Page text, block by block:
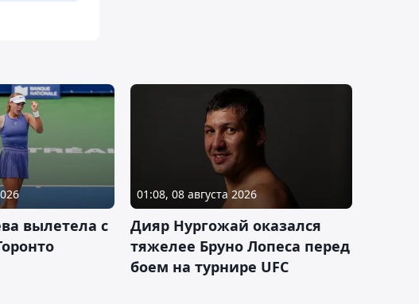
вылетела с
01:08, 08 августа 2026
Дияр Нургожай оказался
тяжелее Бруно Лопеса перед
боем на турнире UFC